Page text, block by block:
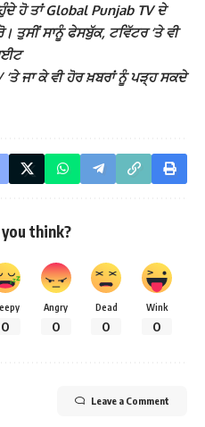
ਹੋ ਤਾਂ Global Punjab TV ਦੇ
ਤੁਸੀਂ ਸਾਨੂੰ ਫੇਸਬੁੱਕ, ਟਵਿੱਟਰ ‘ਤੇ ਵੀ
ਜਾ ਕੇ ਵੀ ਹੋਰ ਖ਼ਬਰਾਂ ਨੂੰ ਪੜ੍ਹ ਸਕਦੇ
think?
0
Angry
0
Dead
0
Wink
0
Leave a Comment